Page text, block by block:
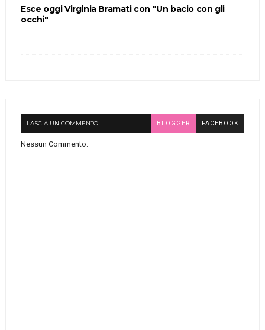
Esce oggi Virginia Bramati con "Un bacio con gli
occhi"
LASCIA UN COMMENTO BLOGGER FACEBOOK
Nessun Commento: